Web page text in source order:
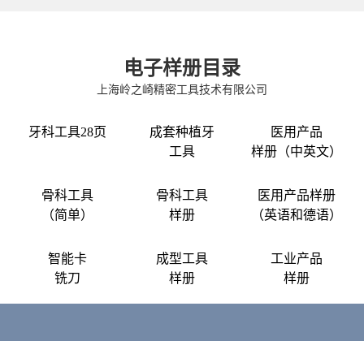
电子样册目录
上海岭之崎精密工具技术有限公司
牙科工具28页
成套种植牙
工具
医用产品
样册（中英文）
骨科工具
（简单）
骨科工具
样册
医用产品样册
（英语和德语）
智能卡
铣刀
成型工具
样册
工业产品
样册